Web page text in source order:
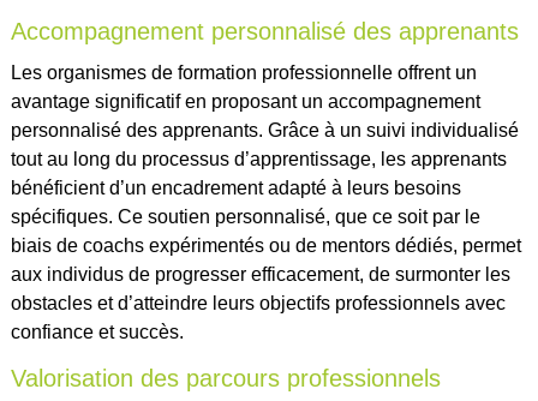
Accompagnement personnalisé des apprenants
Les organismes de formation professionnelle offrent un
avantage significatif en proposant un accompagnement
personnalisé des apprenants. Grâce à un suivi individualisé
tout au long du processus d’apprentissage, les apprenants
bénéficient d’un encadrement adapté à leurs besoins
spécifiques. Ce soutien personnalisé, que ce soit par le
biais de coachs expérimentés ou de mentors dédiés, permet
aux individus de progresser efficacement, de surmonter les
obstacles et d’atteindre leurs objectifs professionnels avec
confiance et succès.
Valorisation des parcours professionnels